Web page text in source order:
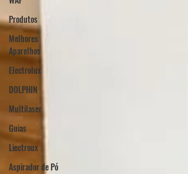
Produtos
Melhores
Aparelhos
Electrolux
DOLPHIN
Multilaser
Guias
Liectroux
Aspirador de Pó